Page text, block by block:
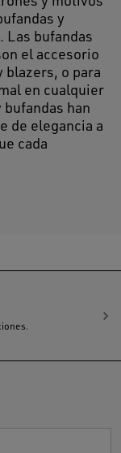
y
Las bufandas
el accesorio
blazers, o para
en cualquier
han
de elegancia a
cada